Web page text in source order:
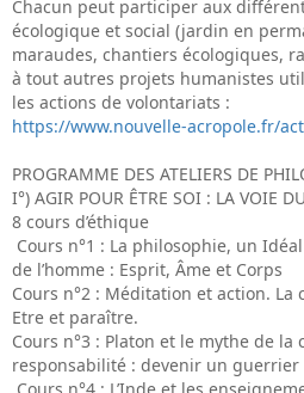
Chacun peut participer aux
écologique et social (jardin en
maraudes, chantiers écologiques,
à tout autres projets humanistes
les actions de volontariats :
https://www.nouvelle-acropole.fr/
PROGRAMME DES ATELIERS DE
I°) AGIR POUR ÊTRE SOI : LA VOIE
8 cours d’éthique
Cours n°1 : La philosophie, un
de l’homme : Esprit, Âme et Corps
Cours n°2 : Méditation et action.
Etre et paraître.
Cours n°3 : Platon et le mythe de la
responsabilité : devenir un guerrier
Cours n°4 : L’Inde et les